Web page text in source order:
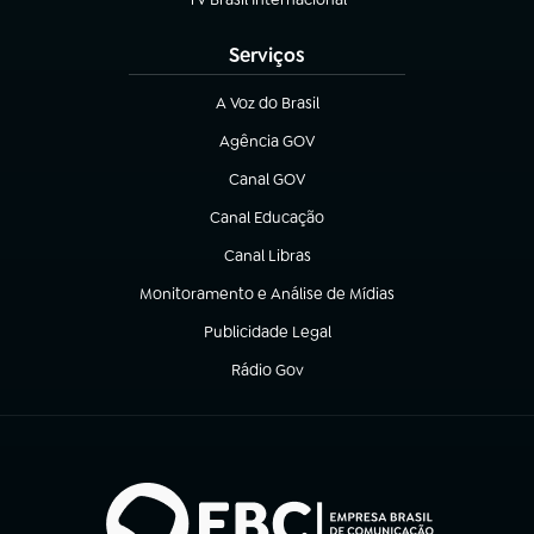
(abre em nova aba)
Serviços
A Voz do Brasil
(abre em nova aba)
Agência GOV
(abre em nova aba)
Canal GOV
(abre em nova aba)
Canal Educação
(abre em nova aba)
Canal Libras
(abre em nova aba)
Monitoramento e Análise de Mídias
(abre em nova aba)
Publicidade Legal
(abre em nova aba)
Rádio Gov
(abre em nova aba)